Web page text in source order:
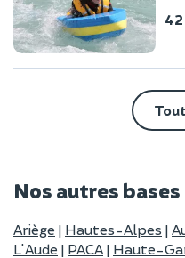
Nos autres
Ariège | Hautes-Alpes |
L'Aude | PACA | Haute-